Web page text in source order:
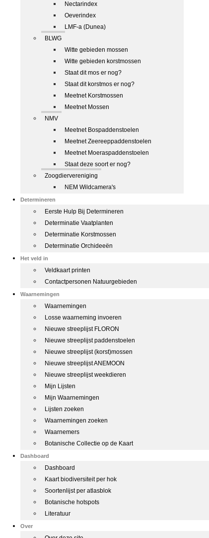
Nectarindex
Oeverindex
LMF-a (Dunea)
BLWG
Witte gebieden mossen
Witte gebieden korstmossen
Staat dit mos er nog?
Staat dit korstmos er nog?
Meetnet Korstmossen
Meetnet Mossen
NMV
Meetnet Bospaddenstoelen
Meetnet Zeereeppaddenstoelen
Meetnet Moeraspaddenstoelen
Staat deze soort er nog?
Zoogdiervereniging
NEM Wildcamera's
Determineren
Eerste Hulp Bij Determineren
Determinatie Vaatplanten
Determinatie Korstmossen
Determinatie Orchideeën
Het veld in
Veldkaart printen
Contactpersonen Natuurgebieden
Waarnemingen
Waarnemingen
Losse waarneming invoeren
Nieuwe streeplijst FLORON
Nieuwe streeplijst paddenstoelen
Nieuwe streeplijst (korst)mossen
Nieuwe streeplijst ANEMOON
Nieuwe streeplijst weekdieren
Mijn Lijsten
Mijn Waarnemingen
Lijsten zoeken
Waarnemingen zoeken
Waarnemers
Botanische Collectie op de Kaart
Dashboard
Dashboard
Kaart biodiversiteit per hok
Soortenlijst per atlasblok
Botanische hotspots
Literatuur
Over